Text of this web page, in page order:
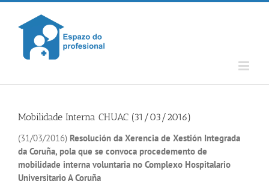
Skip
content
Mobilidade Interna CHUAC (31/03/2016)
(31/03/2016) Resolución da Xerencia de Xestión Integrada
da Coruña, pola que se convoca procedemento de
mobilidade interna voluntaria no Complexo Hospitalario
Universitario A Coruña